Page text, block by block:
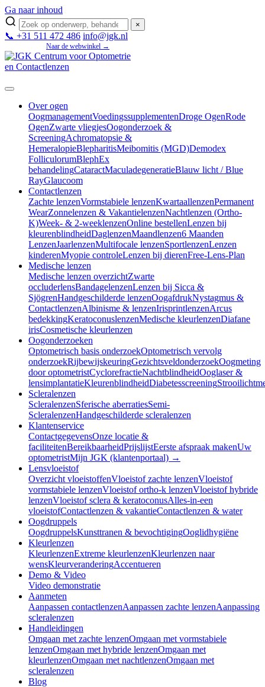
Ga naar inhoud
×
📞 +31 511 472 486 info@jgk.nl
Naar de webwinkel →
Over ogen
OogmanagementVoedingssupplementenDroge OgenRode
OgenZwarte vliegjesOogonderzoek &
ScreeningAchromatopsie &
HemeralopieBlepharitisMeibomitis (MGD)Demodex
FolliculorumBlephEx
behandelingCataractMaculadegeneratieBlauw licht / Blue
RayGlaucoom
Contactlenzen
Zachte lenzenVormstabiele lenzenKwartaallenzenPermanent
WearZonnelenzen & VakantielenzenNachtlenzen (Ortho-
K)Week- & 2-weeklenzenOnline bestellenLenzen bij
kleurenblindheidDaglenzenMaandlenzen6 Maanden
LenzenJaarlenzenMultifocale lenzenSportlenzenLenzen
kinderenMyopie controleLenzen bij dierenFree-Lens-Plan
Medische lenzen
Medische lenzen overzichtZwarte
occluderlensBandagelenzenLenzen bij Sicca &
SjögrenHandgeschilderde lenzenOogafdrukNystagmus &
ContactlenzenAlbinisme & lenzenIrisprintlenzenArcus
bedekkingKeratoconuslenzenMedische kleurlenzenDiafane
irisCosmetische kleurlenzen
Oogonderzoeken
Optometrisch basis onderzoekOptometrisch vervolg
onderzoekRijbewijskeuringGezichtsveldonderzoekOogmeting
door optometristCyclorefractieNachtblindheidOoglaser &
lensimplantatieKleurenblindheidDiabetesscreening
Scleralenzen
ScleralenzenSferische aberratiesSemi-
ScleralenzenHandgeschilderde scleralenzen
Klantenservice
ContactgegevensOnze locatie &
faciliteitenBereikbaarheidPrijslijstEerste afspraak makenUw
optometristMijn JGK (klantenportaal) →
Lensvloeistof
Overzicht vloeistoffenVloeistof zachte lenzenVloeistof
vormstabiele lenzenVloeistof ortho-k lenzenVloeistof hybride
lenzenVloeistof sclera & keratoconusAlles-in-een
vloeistofContactlenzen & vakantieContactlenzen & water
Oogdruppels
OogdruppelsKunsttranen & bevochtigingOoglidhygiëne
Kleurlenzen
KleurlenzenExtreme kleurlenzenKleurlenzen naar
wensKleurveranderingAccentueren
Demo & Video
Video demonstratie
Aanmeten
Aanpassen contactlenzenAanpassen zachte lenzenAanpassing
scleralenzen
Handleidingen
Omgaan met zachte lenzenOmgaan met vormstabiele
lenzenOmgaan met hybride lenzenOmgaan met
kleurlenzenOmgaan met nachtlenzenOmgaan met
scleralenzen
Blog